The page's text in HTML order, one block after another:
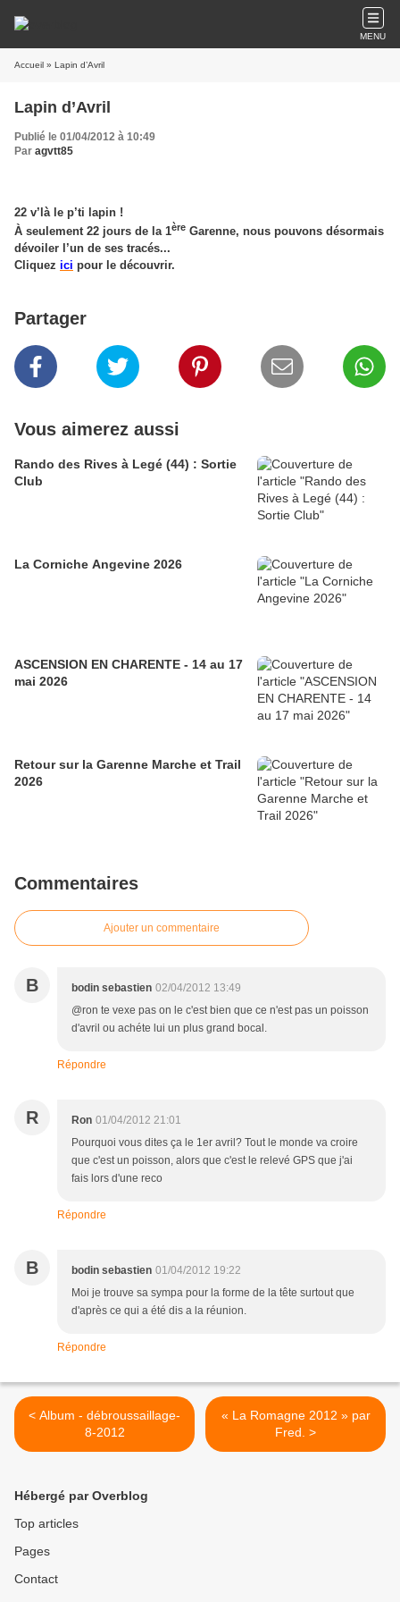
MENU
Accueil » Lapin d’Avril
Lapin d’Avril
Publié le 01/04/2012 à 10:49
Par agvtt85
22 v’là le p’ti lapin !
À seulement 22 jours de la 1ère Garenne, nous pouvons désormais
dévoiler l’un de ses tracés...
Cliquez ici pour le découvrir.
Partager
Vous aimerez aussi
Rando des Rives à Legé (44) : Sortie
Club
La Corniche Angevine 2026
ASCENSION EN CHARENTE - 14 au 17
mai 2026
Retour sur la Garenne Marche et Trail
2026
Commentaires
Ajouter un commentaire
B bodin sebastien 02/04/2012 13:49
@ron te vexe pas on le c'est bien que ce n'est pas un poisson
d'avril ou achéte lui un plus grand bocal.
Répondre
R Ron 01/04/2012 21:01
Pourquoi vous dites ça le 1er avril? Tout le monde va croire
que c'est un poisson, alors que c'est le relevé GPS que j'ai
fais lors d'une reco
Répondre
B bodin sebastien 01/04/2012 19:22
Moi je trouve sa sympa pour la forme de la tête surtout que
d'après ce qui a été dis a la réunion.
Répondre
< Album - débroussaillage-
8-2012
« La Romagne 2012 » par
Fred. >
Hébergé par Overblog
Top articles
Pages
Contact